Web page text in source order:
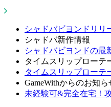
シャドバビヨンドリリ
シャドバ新作情報
シャドバビヨンドの最
タイムスリップローテ
タイムスリップローテ
GameWithからのお知ら
未経験可&完全在宅！